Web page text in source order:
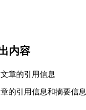
内容
章的引用信息
的引用信息和摘要信息